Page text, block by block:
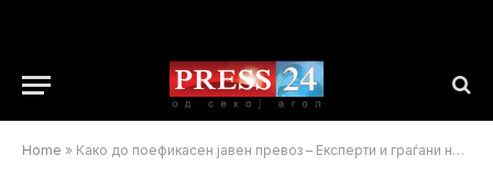
Home » Како до поефикасен јавен превоз – Експерти и граѓани на дебата во Скопје